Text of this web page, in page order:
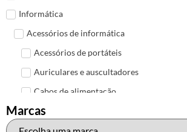
Informática
Acessórios de informática
Acessórios de portáteis
Auriculares e auscultadores
Cabos de alimentação
Colunas de Som
Hubs
Marcas